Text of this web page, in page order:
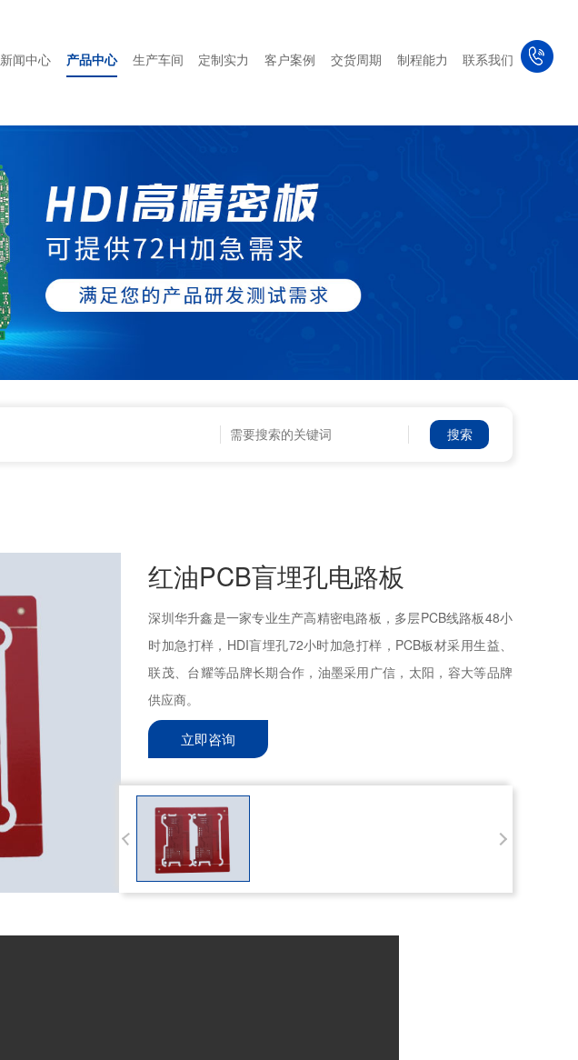
新闻中心 产品中心 生产车间 定制实力 客户案例 交货周期 制程能力 联系我们
红油PCB盲埋孔电路板
深圳华升鑫是一家专业生产高精密电路板，多层PCB线路板48小
时加急打样，HDI盲埋孔72小时加急打样，PCB板材采用生益、
联茂、台耀等品牌长期合作，油墨采用广信，太阳，容大等品牌
供应商。
立即咨询